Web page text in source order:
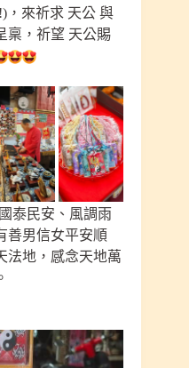
，來祈求 天公 與
稟，祈望 天公賜
泰民安、風調雨
善男信女平安順
法地，感念天地萬